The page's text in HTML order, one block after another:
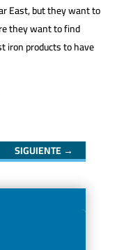
East, but they want to
they want to find
iron products to have
SIGUIENTE→